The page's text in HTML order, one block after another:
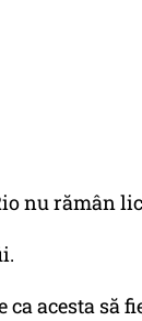
nu rămân
ca acesta să